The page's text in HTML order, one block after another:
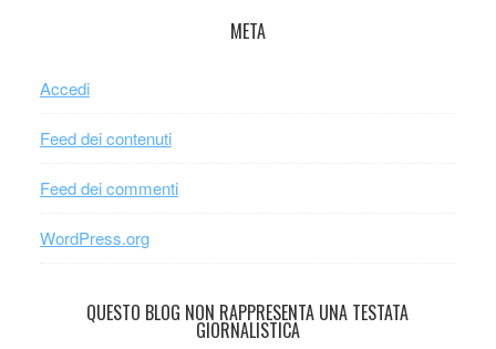
META
Accedi
Feed dei contenuti
Feed dei commenti
WordPress.org
QUESTO BLOG NON RAPPRESENTA UNA TESTATA
GIORNALISTICA